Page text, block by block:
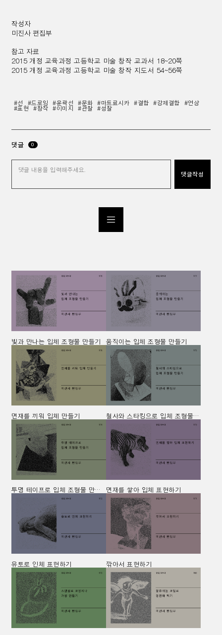
작성자
미진사 편집부
참고 자료
2015 개정 교육과정 고등학교 미술 창작 교과서 18~20쪽
2015 개정 교육과정 고등학교 미술 창작 지도서 54~56쪽
#선 #드로잉 #윤곽선 #문화 #마트료시카 #결합 #강제결합
#연상
#표현
#창작 #이미지 #관찰 #성찰
댓글 0
빛과 만나는 입체 조형물 만들기 움직이는 입체 조형물 만들기
면재를 끼워 입체 만들기 철사와 스타킹으로 입체 조형물 만들기
투명 테이프로 입체 조형물 만들기 면재를 쌓아 입체 표현하기
유토로 인체 표현하기 깎아서 표현하기